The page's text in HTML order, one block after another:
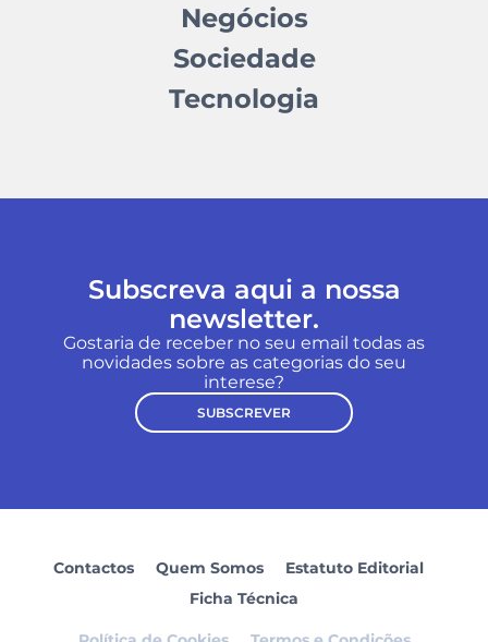
Negócios
Sociedade
Tecnologia
Subscreva aqui a nossa
newsletter.
Gostaria de receber no seu email todas as
novidades sobre as categorias do seu
interese?
SUBSCREVER
Contactos Quem Somos
Estatuto Editorial
Ficha Técnica